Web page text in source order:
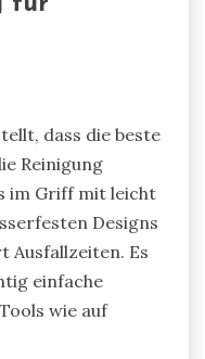
dass die beste
Reinigung
im Griff mit leicht
Designs
Ausfallzeiten. Es
einfache
wie auf